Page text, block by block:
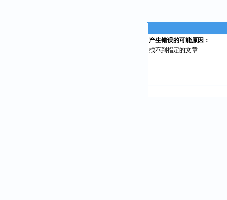
产生错误的可能原因：
找不到指定的文章